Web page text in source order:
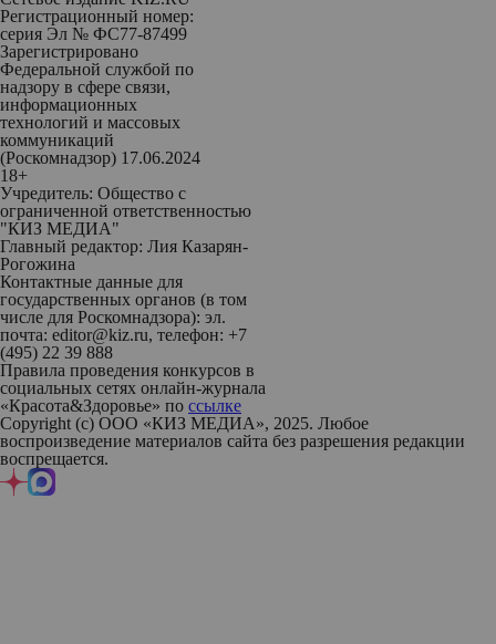
Регистрационный номер:
серия Эл № ФС77-87499
Зарегистрировано
Федеральной службой по
надзору в сфере связи,
информационных
технологий и массовых
коммуникаций
(Роскомнадзор) 17.06.2024
18+
Учредитель: Общество с
ограниченной ответственностью
"КИЗ МЕДИА"
Главный редактор: Лия Казарян-
Рогожина
Контактные данные для
государственных органов (в том
числе для Роскомнадзора): эл.
почта: editor@kiz.ru, телефон: +7
(495) 22 39 888
Правила проведения конкурсов в
социальных сетях онлайн-журнала
«Красота&Здоровье» по ссылке
Copyright (с) ООО «КИЗ МЕДИА», 2025. Любое
воспроизведение материалов сайта без разрешения редакции
воспрещается.